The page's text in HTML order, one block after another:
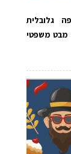
גלובלית
מבט משפטי